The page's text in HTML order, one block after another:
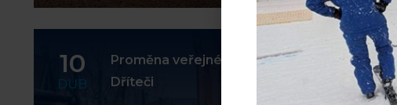
10
DUB
Proměna veřejného prostoru v
Dříteči